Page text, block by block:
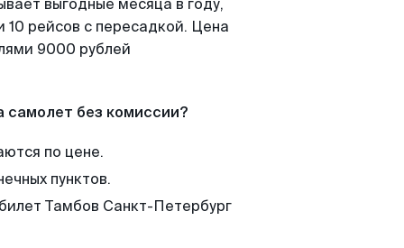
выгодные месяца в году,
рейсов с пересадкой. Цена
9000 рублей
самолет без комиссии?
по цене.
пунктов.
Тамбов Санкт-Петербург